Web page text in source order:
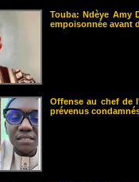
Touba: Ndèye Amy
empoisonnée avant
Offense au chef de
prévenus